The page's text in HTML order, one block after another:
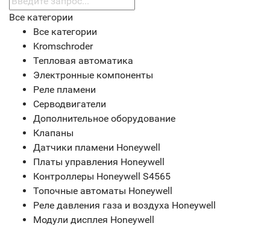
Все категории
Все категории
Kromschroder
Тепловая автоматика
Электронные компоненты
Реле пламени
Серводвигатели
Дополнительное оборудование
Клапаны
Датчики пламени Honeywell
Платы управления Honeywell
Контроллеры Honeywell S4565
Топочные автоматы Honeywell
Реле давления газа и воздуха Honeywell
Модули дисплея Honeywell